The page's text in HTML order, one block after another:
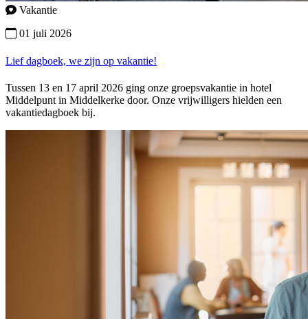
Vakantie
01 juli 2026
Lief dagboek, we zijn op vakantie!
Tussen 13 en 17 april 2026 ging onze groepsvakantie in hotel
Middelpunt in Middelkerke door. Onze vrijwilligers hielden een
vakantiedagboek bij.